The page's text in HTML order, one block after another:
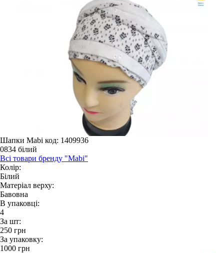
Шапки Mabi код: 1409936
0834 білий
Всі товари бренду "Mabi"
Колір:
Білий
Матеріал верху:
Бавовна
В упаковці:
4
За шт:
250 грн
За упаковку:
1000 грн